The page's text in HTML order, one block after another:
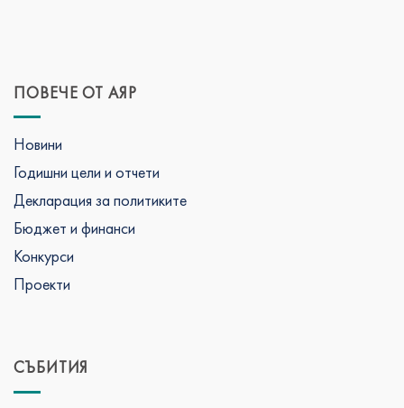
ПОВЕЧЕ ОТ АЯР
Новини
Годишни цели и отчети
Декларация за политиките
Бюджет и финанси
Конкурси
Проекти
СЪБИТИЯ